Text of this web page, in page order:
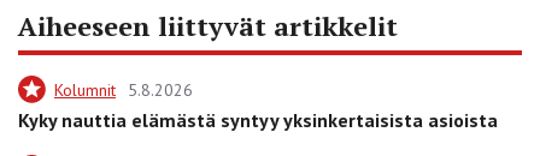
Aiheeseen liittyvät artikkelit
Kolumnit 5.8.2026
Kyky nauttia elämästä syntyy yksinkertaisista asioista